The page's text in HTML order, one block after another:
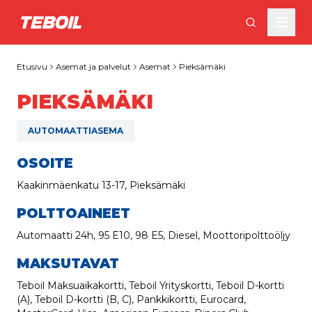
Siirry pääsisältöön
Etusivu Asemat ja palvelut Asemat Pieksämäki
PIEKSÄMÄKI
AUTOMAATTIASEMA
OSOITE
Kaakinmäenkatu 13-17, Pieksämäki
POLTTOAINEET
Automaatti 24h, 95 E10, 98 E5, Diesel, Moottoripolttoöljy
MAKSUTAVAT
Teboil Maksuaikakortti, Teboil Yrityskortti, Teboil D-kortti
(A), Teboil D-kortti (B, C), Pankkikortti, Eurocard,